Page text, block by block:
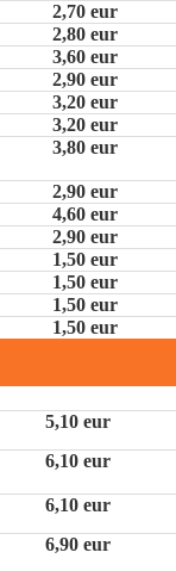
2,70 eur
2,80 eur
3,60 eur
2,90 eur
3,20 eur
3,20 eur
3,80 eur
2,90 eur
4,60 eur
2,90 eur
1,50 eur
1,50 eur
1,50 eur
1,50 eur
5,10 eur
6,10 eur
6,10 eur
6,90 eur